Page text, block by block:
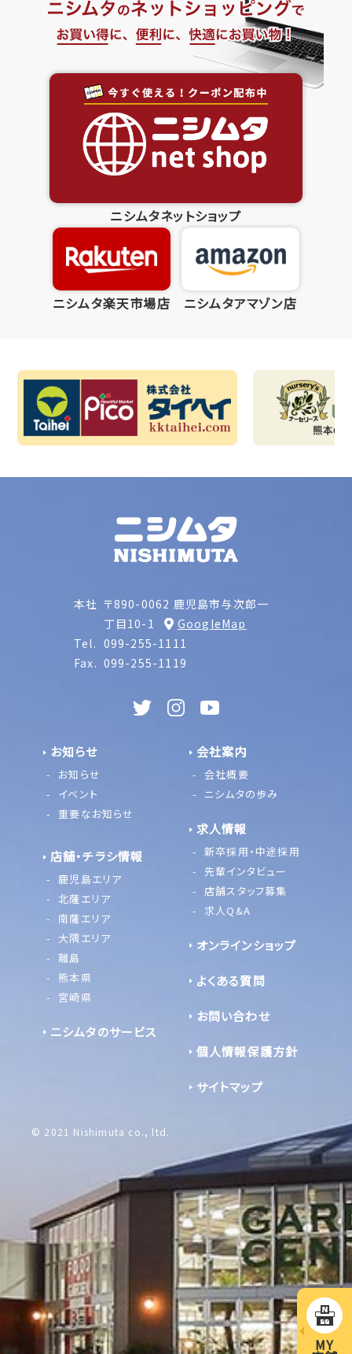
ニシムタネットショップ
ニシムタ楽天市場店 ニシムタアマゾン店
本社 〒890-0062 鹿児島市与次郎一
丁目10-1
GoogleMap
Tel. 099-255-1111
Fax. 099-255-1119
お知らせ
お知らせ
イベント
重要なお知らせ
店舗・チラシ情報
鹿児島エリア
北薩エリア
南薩エリア
大隅エリア
離島
熊本県
宮崎県
ニシムタのサービス
会社案内
会社概要
ニシムタの歩み
求人情報
新卒採用・中途採用
先輩インタビュー
店舗スタッフ募集
求人Q&A
オンラインショップ
よくある質問
お問い合わせ
個人情報保護方針
サイトマップ
© 2021 Nishimuta co., ltd.
MY